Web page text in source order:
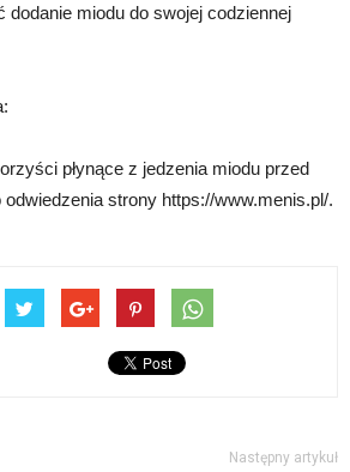
dodanie miodu do swojej codziennej
płynące z jedzenia miodu przed
strony https://www.menis.pl/.
Następny artykuł